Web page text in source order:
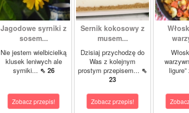
Jagodowe syrniki z
sosem...
Nie jestem wielbicielką
klusek leniwych ale
syrniki... ⇖ 26
Zobacz przepis!
Sernik kokosowy z
musem...
Dzisiaj przychodzę do
Was z kolejnym
prostym przepisem... ⇖
23
Zobacz przepis!